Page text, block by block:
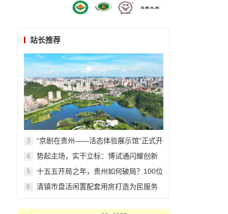
站长推荐
3
“京剧在贵州——活态体验展示馆”正式开
4
势起主场，实干立标：博试通闪耀创新
5
十五五开局之年，贵州如何破局？100位
6
清镇市盘活闲置配套用房打造为民服务